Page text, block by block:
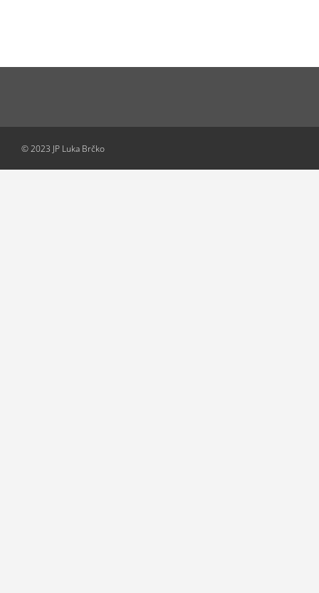
© 2023 JP Luka Brčko